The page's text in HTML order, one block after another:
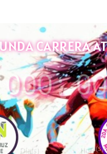
CARRERA
000
Día(s)
:
Hora(s)